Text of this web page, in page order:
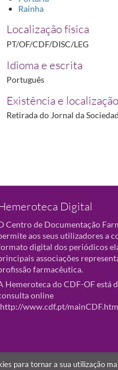
Rainha
Localização física
PT/OF/CDF/DISC/LEG
Idioma e escrita
Português
Existência e
Retirada do Jornal da
Digital
Centro de Documentação
aos seus utilizadores a
digital dos periódicos
associações
farmacêutica.
Hemeroteca do CDF-OF está
online
http://www.cdf.pt/
para tornar a sua utilização